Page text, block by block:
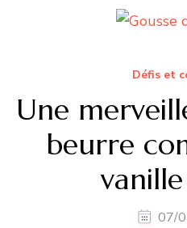
Défis et
Une
beurre
07/